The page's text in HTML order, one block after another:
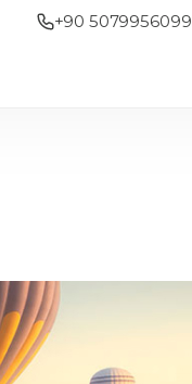
+90 5079956099